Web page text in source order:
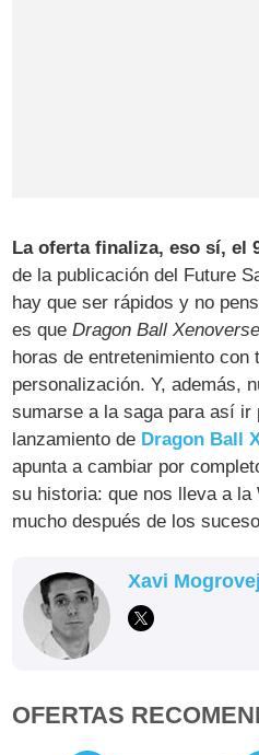
La oferta finaliza, eso sí, el
de la publicación del Future
hay que ser rápidos y no
es queDragon Ball
horas de entretenimiento
personalización. Y, además,
sumarse a la saga para así ir
lanzamiento de Dragon Ball
apunta a cambiar por
su historia: que nos lleva a la
mucho después de los
Xavi
OFERTAS